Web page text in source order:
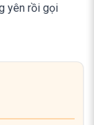
yên rồi gọi